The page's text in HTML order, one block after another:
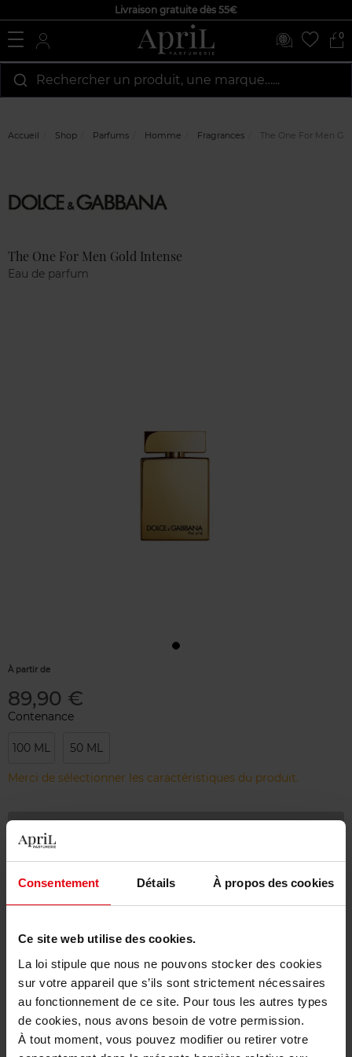
Consentement Détails À propos des cookies
Ce site web utilise des cookies.
La loi stipule que nous ne pouvons stocker des cookies
sur votre appareil que s’ils sont strictement nécessaires
au fonctionnement de ce site. Pour tous les autres types
de cookies, nous avons besoin de votre permission.
À tout moment, vous pouvez modifier ou retirer votre
Livraison gratuite dès 55€
0
Rechercher un produit, une marque…...
Accueil Shop Parfums Homme Fragrances The One For Men
The One For Men Gold Intense
Eau de parfum
À partir de
89,90 €
Contenance
100 ML 50 ML
Merci de sélectionner les caractéristiques du produit.
Livraison gratuite à partir de 55€
Description